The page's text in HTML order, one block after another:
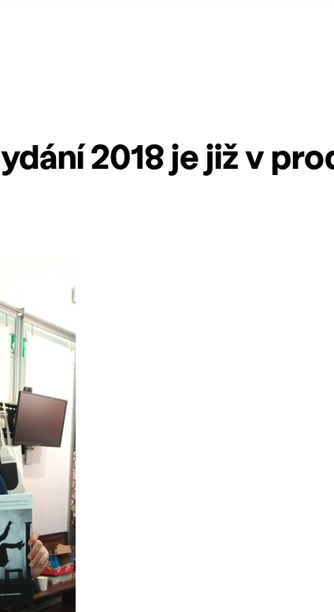
2018 je již v